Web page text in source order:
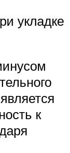
укладке
к